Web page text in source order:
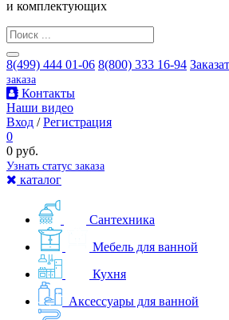
и комплектующих
8(499) 444 01-06 8(800) 333 16-94
заказа
Контакты
Наши видео
Вход /Регистрация
0
0 руб.
Узнать статус заказа
каталог
Сантехника
Мебель для ванной
Кухня
Аксессуары для ванной